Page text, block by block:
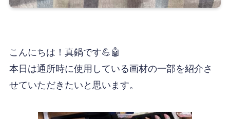
こんにちは！真鍋です💪🤖
本日は通所時に使用している画材の一部を紹介さ
せていただきたいと思います。